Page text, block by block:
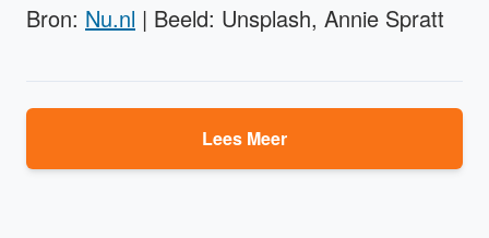
Bron: Nu.nl | Beeld: Unsplash, Annie Spratt
Lees Meer